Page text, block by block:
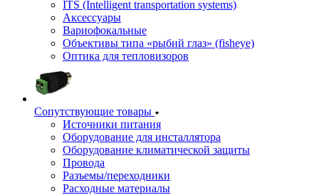
ITS (Intelligent transportation systems)
Аксессуары
Вариофокальные
Объективы типа «рыбий глаз» (fisheye)
Оптика для тепловизоров
Сопутствующие товары
Источники питания
Оборудование для инсталлятора
Оборудование климатической защиты
Провода
Разъемы/переходники
Расходные материалы